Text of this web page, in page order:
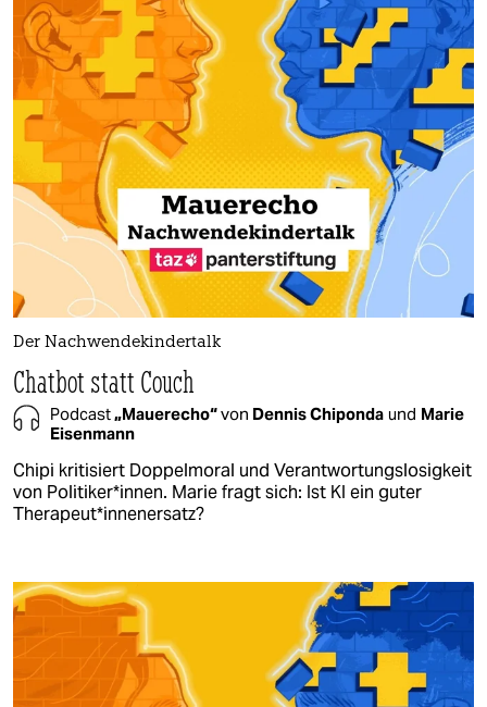
Der Nachwendekindertalk
Chatbot statt Couch
Podcast„Mauerecho“von Dennis Chiponda und Marie
Eisenmann
Chipi kritisiert Doppelmoral und Verantwortungslosigkeit
von Politiker*innen. Marie fragt sich: Ist KI ein guter
Therapeut*innenersatz?